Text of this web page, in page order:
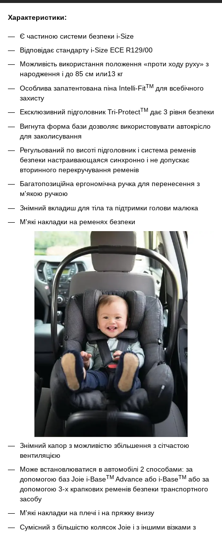
Характеристики:
Є частиною системи безпеки i-Size
Відповідає стандарту i-Size ECE R129/00
Можливість використання положення «проти ходу руху» з
народження і до 85 см или13 кг
Особлива запатентована піна Intelli-FitTM для всебічного
захисту
Ексклюзивний підголовник Tri-ProtectTM дає 3 рівня безпеки
Вигнута форма бази дозволяє використовувати автокрісло
для заколисування
Регульований по висоті підголовник і система ременів
безпеки настраивающаяся синхронно і не допускає
вторинного перекручування ременів
Багатопозиційна ергономічна ручка для перенесення з
м'якою ручкою
Знімний вкладиш для тіла та підтримки голови малюка
М'які накладки на ременях безпеки
Знімний капор з можливістю збільшення з сітчастою
вентиляцією
Може встановлюватися в автомобілі 2 способами: за
допомогою баз Joie i-BaseTM Advance або i-BaseTM або за
допомогою 3-х крапкових ременів безпеки транспортного
засобу
М'які накладки на плечі і на пряжку внизу
Сумісний з більшістю колясок Joie і з іншими візками з